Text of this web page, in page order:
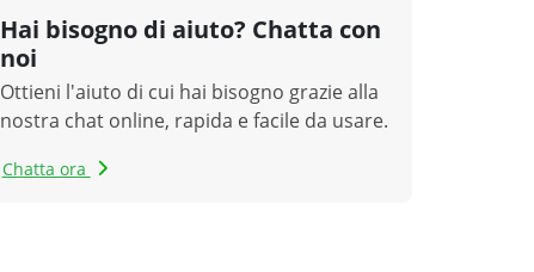
Hai bisogno di aiuto? Chatta con
noi
Ottieni l'aiuto di cui hai bisogno grazie alla
nostra chat online, rapida e facile da usare.
Chatta ora